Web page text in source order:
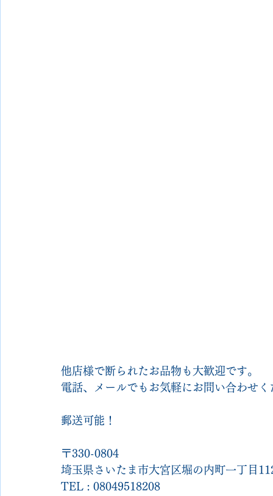
他店様で断られたお品物も大歓迎です。
電話、メールでもお気軽にお問い合わせく
郵送可能！
〒330-0804
埼玉県さいたま市大宮区堀の内町一丁目
TEL : 08049518208